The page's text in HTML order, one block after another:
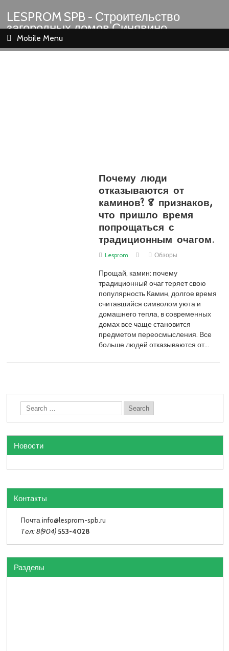
LESPROM SPB - Строительство
загородных домов Синявино
Шлиссельбург Кировск Назия
Mobile Menu
Почему люди
отказываются от
каминов? 8 признаков,
что пришло время
попрощаться с
традиционным очагом.
Lesprom Обзоры
Прощай, камин: почему
традиционный очаг теряет свою
популярность Камин, долгое время
считавшийся символом уюта и
домашнего тепла, в современных
домах все чаще становится
предметом переосмысления. Все
больше людей отказываются от…
Новости
Контакты
Почта info@lesprom-spb.ru
Тел: 8(904) 553-4028
Разделы